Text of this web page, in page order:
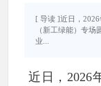
[ 导读 ]近日，
（新工绿能）专
业...
近日，2026